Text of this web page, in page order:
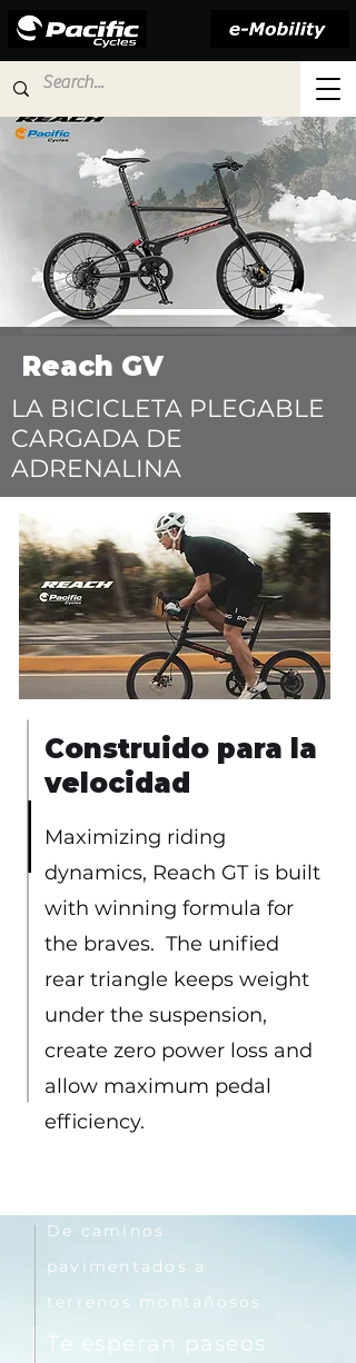
Reach GV
LA BICICLETA PLEGABLE
CARGADA DE
ADRENALINA
Construido para la
velocidad
Maximizing riding
dynamics, Reach GT is built
with winning formula for
the braves. The unified
rear triangle keeps weight
under the suspension,
create zero power loss and
allow maximum pedal
efficiency.
De caminos
pavimentados a
terrenos montañosos
Te esperan paseos